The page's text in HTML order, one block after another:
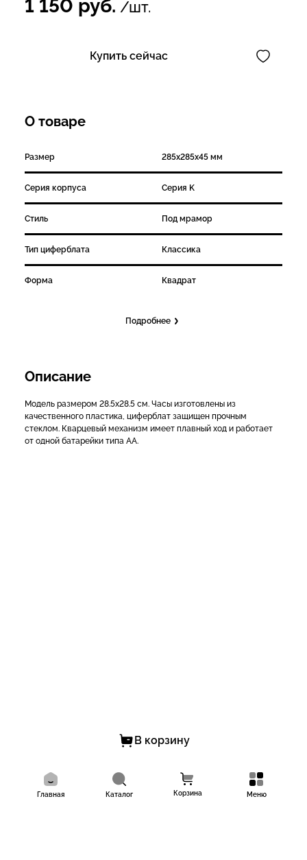
1 150 руб. /шт.
Купить сейчас
О товаре
Размер 285х285х45 мм
Серия корпуса Серия K
Стиль Под мрамор
Тип циферблата Классика
Форма Квадрат
Подробнее
Описание
Модель размером 28.5х28.5 см. Часы изготовлены из
качественного пластика, циферблат защищен прочным
стеклом. Кварцевый механизм имеет плавный ход и работает
от одной батарейки типа АА.
В корзину
Главная Каталог Корзина Меню